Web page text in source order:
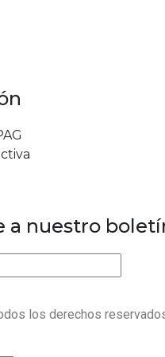
a nuestro
los derechos